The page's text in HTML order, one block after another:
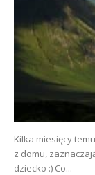
Kilka miesięcy
z domu,
dziecko :) Co...